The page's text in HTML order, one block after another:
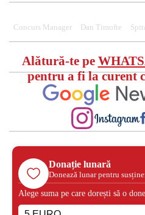
Concurs Manager Dan Timofte
Alătură-te pe
pentru a fi la curent
Donație lunară
Donează lunar pentru
Alege suma pe care dorești să o